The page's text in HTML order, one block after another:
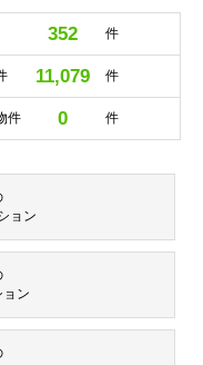
352 件
11,079 件
件 0 件
ョン
ョン